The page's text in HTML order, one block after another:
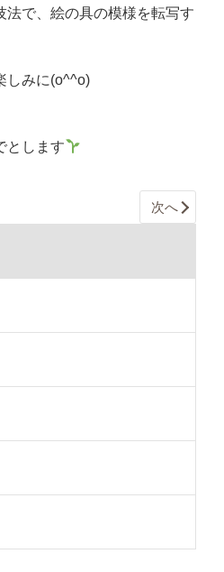
法で、絵の具の模様を転写す
しみに(o^^o)
とします
次へ